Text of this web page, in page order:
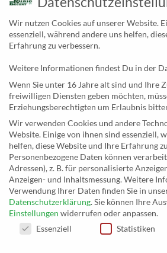
Kategorien
Newsletter
KONTAKT
MusicEggert
Inh. Rolf Eggert
Paulstraße 2a
19249 Lübtheen
Telefon: +493885551353
E-Mail:
musikhaus@musiceggert.de
PayPal E-Mail:info@musiceggert.de
Wir nutzen Cookies auf unserer Website.
essenziell, während andere uns helfen,
Erfahrung zu verbessern.
Weitere Informationen findest Du in der
Wenn Sie unter 16 Jahre alt sind und Ihre
freiwilligen Diensten geben möchten,
Erziehungsberechtigten um Erlaubnis
Wir verwenden Cookies und andere
Website. Einige von ihnen sind essenziell,
helfen, diese Website und Ihre Erfahrung
Personenbezogene Daten können
Adressen), z. B. für personalisierte
Anzeigen- und Inhaltsmessung.Weitere
Verwendung Ihrer Daten finden Sie in
Datenschutzerklärung.Sie können Ihre
Einstellungen widerrufen oder anpassen.
DATENSCHUTZEINSTELLUNGEN
Essenziell Statistiken